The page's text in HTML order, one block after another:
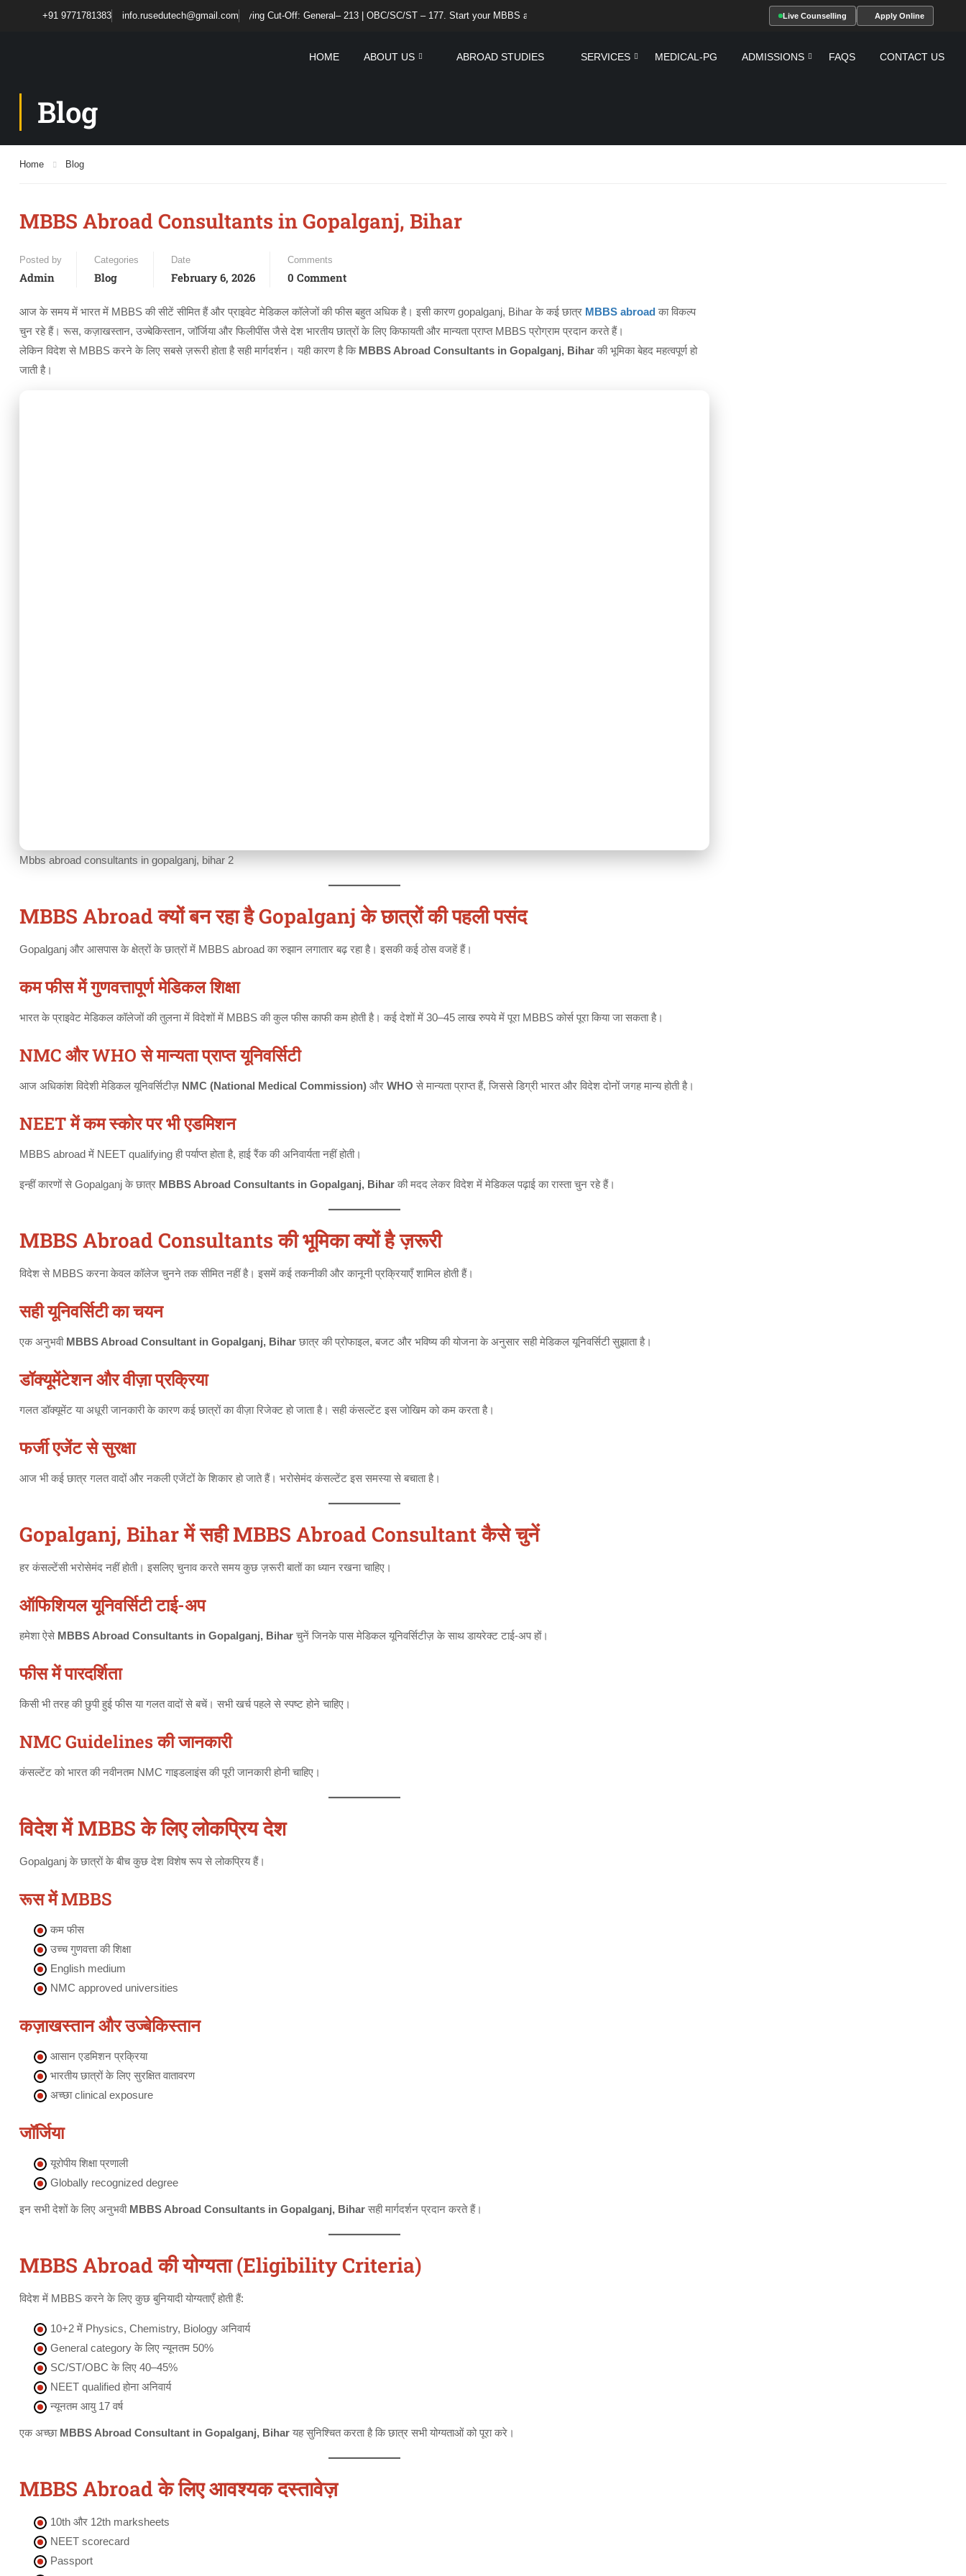
+91 9771781383 info.rusedutech@gmail.com
NEET UG 2026 Result Has Been Declared! Qualifying Cut-Off: General– 213 | OBC/SC/ST – 177. Start your MBBS admission process in India or abroad today. NEET UG 2026 Result Has Been
Live Counselling Apply Online
HOME ABOUT US ABROAD STUDIES SERVICES MEDICAL-PG ADMISSIONS FAQS CONTACT US
Blog
Home Blog
MBBS Abroad Consultants in Gopalganj, Bihar
Posted by
Admin
Categories
Blog
Date
February 6, 2026
Comments
0 Comment
आज के समय में भारत में MBBS की सीटें सीमित हैं और प्राइवेट मेडिकल कॉलेजों की फीस बहुत अधिक है। इसी कारण gopalganj, Bihar के कई छात्र MBBS abroad का विकल्प
चुन रहे हैं। रूस, कज़ाखस्तान, उज्बेकिस्तान, जॉर्जिया और फिलीपींस जैसे देश भारतीय छात्रों के लिए किफायती और मान्यता प्राप्त MBBS प्रोग्राम प्रदान करते हैं।
लेकिन विदेश से MBBS करने के लिए सबसे ज़रूरी होता है सही मार्गदर्शन। यही कारण है कि MBBS Abroad Consultants in Gopalganj, Bihar की भूमिका बेहद महत्वपूर्ण हो
जाती है।
Mbbs abroad consultants in gopalganj, bihar 2
MBBS Abroad क्यों बन रहा है Gopalganj के छात्रों की पहली पसंद
Gopalganj और आसपास के क्षेत्रों के छात्रों में MBBS abroad का रुझान लगातार बढ़ रहा है। इसकी कई ठोस वजहें हैं।
कम फीस में गुणवत्तापूर्ण मेडिकल शिक्षा
भारत के प्राइवेट मेडिकल कॉलेजों की तुलना में विदेशों में MBBS की कुल फीस काफी कम होती है। कई देशों में 30–45 लाख रुपये में पूरा MBBS कोर्स पूरा किया जा सकता है।
NMC और WHO से मान्यता प्राप्त यूनिवर्सिटी
आज अधिकांश विदेशी मेडिकल यूनिवर्सिटीज़ NMC (National Medical Commission) और WHO से मान्यता प्राप्त हैं, जिससे डिग्री भारत और विदेश दोनों जगह मान्य होती है।
NEET में कम स्कोर पर भी एडमिशन
MBBS abroad में NEET qualifying ही पर्याप्त होता है, हाई रैंक की अनिवार्यता नहीं होती।
इन्हीं कारणों से Gopalganj के छात्र MBBS Abroad Consultants in Gopalganj, Bihar की मदद लेकर विदेश में मेडिकल पढ़ाई का रास्ता चुन रहे हैं।
MBBS Abroad Consultants की भूमिका क्यों है ज़रूरी
विदेश से MBBS करना केवल कॉलेज चुनने तक सीमित नहीं है। इसमें कई तकनीकी और कानूनी प्रक्रियाएँ शामिल होती हैं।
सही यूनिवर्सिटी का चयन
एक अनुभवी MBBS Abroad Consultant in Gopalganj, Bihar छात्र की प्रोफाइल, बजट और भविष्य की योजना के अनुसार सही मेडिकल यूनिवर्सिटी सुझाता है।
डॉक्यूमेंटेशन और वीज़ा प्रक्रिया
गलत डॉक्यूमेंट या अधूरी जानकारी के कारण कई छात्रों का वीज़ा रिजेक्ट हो जाता है। सही कंसल्टेंट इस जोखिम को कम करता है।
फर्जी एजेंट से सुरक्षा
आज भी कई छात्र गलत वादों और नकली एजेंटों के शिकार हो जाते हैं। भरोसेमंद कंसल्टेंट इस समस्या से बचाता है।
Gopalganj, Bihar में सही MBBS Abroad Consultant कैसे चुनें
हर कंसल्टेंसी भरोसेमंद नहीं होती। इसलिए चुनाव करते समय कुछ ज़रूरी बातों का ध्यान रखना चाहिए।
ऑफिशियल यूनिवर्सिटी टाई-अप
हमेशा ऐसे MBBS Abroad Consultants in Gopalganj, Bihar चुनें जिनके पास मेडिकल यूनिवर्सिटीज़ के साथ डायरेक्ट टाई-अप हों।
फीस में पारदर्शिता
किसी भी तरह की छुपी हुई फीस या गलत वादों से बचें। सभी खर्च पहले से स्पष्ट होने चाहिए।
NMC Guidelines की जानकारी
कंसल्टेंट को भारत की नवीनतम NMC गाइडलाइंस की पूरी जानकारी होनी चाहिए।
विदेश में MBBS के लिए लोकप्रिय देश
Gopalganj के छात्रों के बीच कुछ देश विशेष रूप से लोकप्रिय हैं।
रूस में MBBS
कम फीस
उच्च गुणवत्ता की शिक्षा
English medium
NMC approved universities
कज़ाखस्तान और उज्बेकिस्तान
आसान एडमिशन प्रक्रिया
भारतीय छात्रों के लिए सुरक्षित वातावरण
अच्छा clinical exposure
जॉर्जिया
यूरोपीय शिक्षा प्रणाली
Globally recognized degree
इन सभी देशों के लिए अनुभवी MBBS Abroad Consultants in Gopalganj, Bihar सही मार्गदर्शन प्रदान करते हैं।
MBBS Abroad की योग्यता (Eligibility Criteria)
विदेश में MBBS करने के लिए कुछ बुनियादी योग्यताएँ होती हैं:
10+2 में Physics, Chemistry, Biology अनिवार्य
General category के लिए न्यूनतम 50%
SC/ST/OBC के लिए 40–45%
NEET qualified होना अनिवार्य
न्यूनतम आयु 17 वर्ष
एक अच्छा MBBS Abroad Consultant in Gopalganj, Bihar यह सुनिश्चित करता है कि छात्र सभी योग्यताओं को पूरा करे।
MBBS Abroad के लिए आवश्यक दस्तावेज़
10th और 12th marksheets
NEET scorecard
Passport